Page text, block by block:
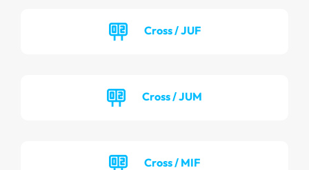
Cross / JUF
Cross / JUM
Cross / MIF